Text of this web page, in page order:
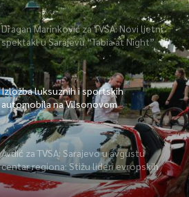
Dragan Marinković za TVSA: Novi ljetni
spektakl u Sarajevu “Tabia at Night”
Izložba luksuznih i sportskih
automobila na Vilsonovom
Avdić za TVSA: Sarajevo u avgustu
centar regiona: Stižu lideri evropskih
gradova